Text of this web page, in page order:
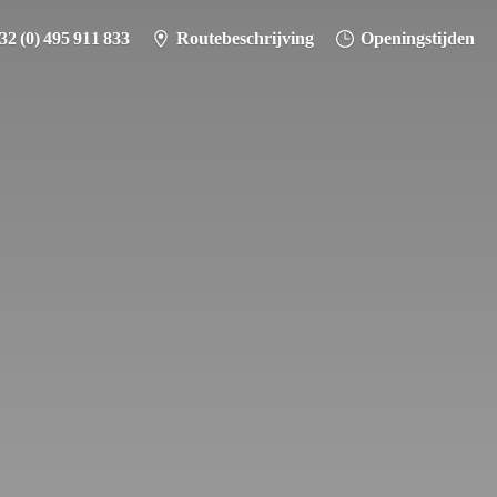
(0) 495 911 833 Routebeschrijving Openingstijden